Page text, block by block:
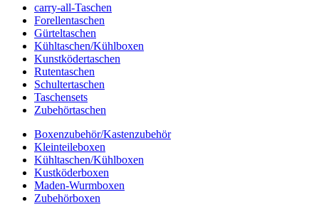
carry-all-Taschen
Forellentaschen
Gürteltaschen
Kühltaschen/Kühlboxen
Kunstködertaschen
Rutentaschen
Schultertaschen
Taschensets
Zubehörtaschen
Boxenzubehör/Kastenzubehör
Kleinteileboxen
Kühltaschen/Kühlboxen
Kustköderboxen
Maden-Wurmboxen
Zubehörboxen